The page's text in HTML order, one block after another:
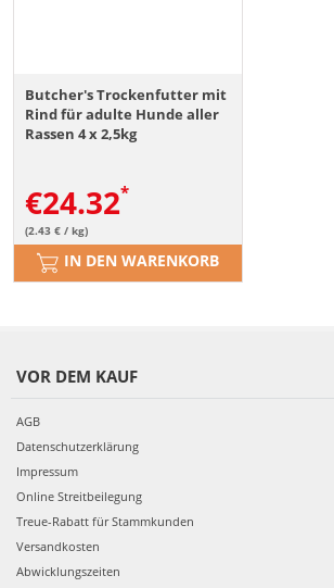
Butcher's Trockenfutter mit
Rind für adulte Hunde aller
Rassen 4 x 2,5kg
€24.32
(2.43 € / kg)
IN DEN WARENKORB
VOR DEM KAUF
AGB
Datenschutzerklärung
Impressum
Online Streitbeilegung
Treue-Rabatt für Stammkunden
Versandkosten
Abwicklungszeiten